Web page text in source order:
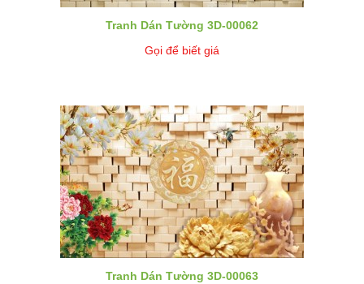
Tranh Dán Tường 3D-00062
Gọi để biết giá
Tranh Dán Tường 3D-00063